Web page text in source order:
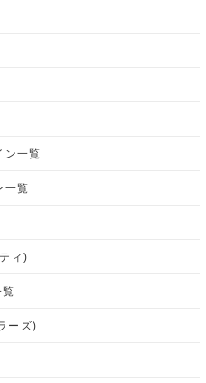
ン一覧
一覧
ィ)
ーズ)